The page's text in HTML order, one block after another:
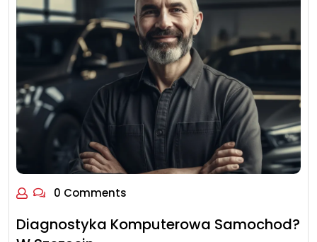
0 Comments
Diagnostyka Komputerowa Samochod?